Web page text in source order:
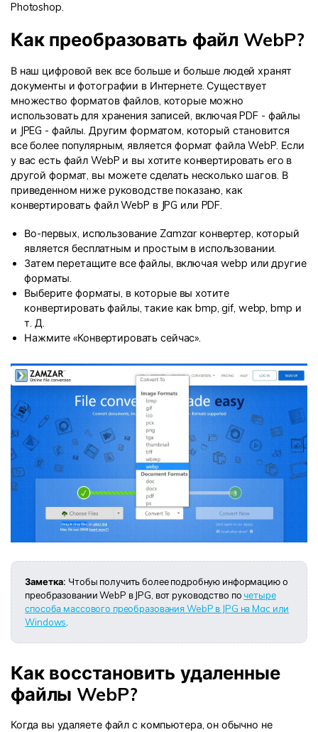
Photoshop.
Как преобразовать файл WebP?
В наш цифровой век все больше и больше людей хранят
документы и фотографии в Интернете. Существует
множество форматов файлов, которые можно
использовать для хранения записей, включая PDF - файлы
и JPEG - файлы. Другим форматом, который становится
все более популярным, является формат файла WebP. Если
у вас есть файл WebP и вы хотите конвертировать его в
другой формат, вы можете сделать несколько шагов. В
приведенном ниже руководстве показано, как
конвертировать файл WebP в JPG или PDF.
Во-первых, использование Zamzar конвертер, который
является бесплатным и простым в использовании.
Затем перетащите все файлы, включая webp или другие
форматы.
Выберите форматы, в которые вы хотите
конвертировать файлы, такие как bmp, gif, webp, bmp и
т. Д.
Нажмите «Конвертировать сейчас».
Заметка: Чтобы получить более подробную информацию о
преобразовании WebP в JPG, вот руководство по четыре
способа массового преобразования WebP в JPG на Mac или
Windows
Как восстановить удаленные
файлы WebP?
Когда вы удаляете файл с компьютера, он обычно не